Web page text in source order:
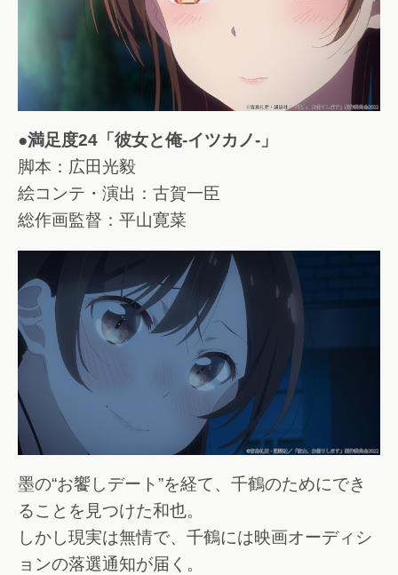
●満足度24「彼女と俺-イツカノ-」
脚本：広田光毅
絵コンテ・演出：古賀一臣
総作画監督：平山寛菜
墨の“お饗しデート”を経て、千鶴のためにでき
ることを見つけた和也。
しかし現実は無情で、千鶴には映画オーディシ
ョンの落選通知が届く。